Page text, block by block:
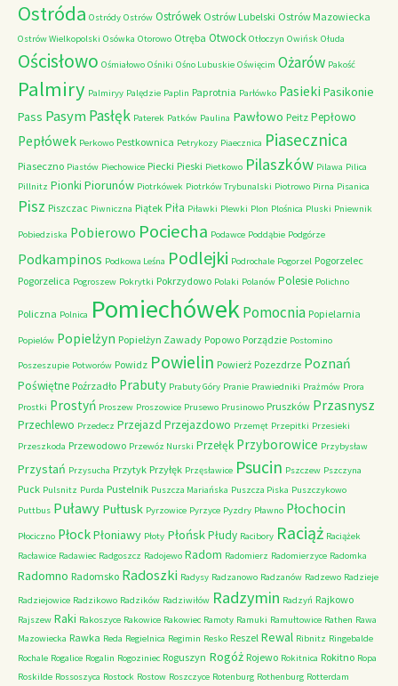
Ostróda Ostródy Ostrów Ostrówek Ostrów Lubelski Ostrów Mazowiecka
Ostrów Wielkopolski Osówka Otorowo Otręba Otwock Otłoczyn Owińsk Ołuda
Ościsłowo Ośmiałowo Ośniki Ośno Lubuskie Oświęcim Ożarów Pakość
Palmiry Palmiryy Palędzie Paplin Paprotnia Parłówko Pasieki Pasikonie
Pass PasymPasłęk Paterek Patków Paulina Pawłowo Peitz Pepłowo
Pepłówek Perkowo Pestkownica Petrykozy Piaecznica Piasecznica
Piaseczno Piastów Piechowice Piecki Pieski Pietkowo Pilaszków Pilawa Pilica
Pillnitz Pionki Piorunów Piotrkówek Piotrków Trybunalski Piotrowo Pirna Pisanica
Pisz Piszczac Piwniczna Piątek Piła Piławki Plewki Plon Plośnica Pluski Pniewnik
Pobiedziska Pobierowo Pociecha Podawce Poddąbie Podgórze
Podkampinos Podkowa Leśna Podlejki Podrochale Pogorzel Pogorzelec
Pogorzelica Pogroszew Pokrytki Pokrzydowo Polaki Polanów Polesie Polichno
Policzna Polnica PomiechówekPomocnia Popielarnia
Popielów Popielżyn Popielżyn Zawady Popowo Porządzie Postomino
Poszeszupie Potworów Powidz Powielin Powierż Pozezdrze Poznań
Poświętne Poźrzadło Prabuty Prabuty Góry Pranie Prawiedniki Prażmów Prora
Prostki Prostyń Proszew Proszowice Prusewo Prusinowo Pruszków Przasnysz
Przechlewo Przedecz Przejazd Przejazdowo Przemęt Przepitki Przesieki
Przeszkoda Przewodowo Przewóz Nurski Przełęk Przyborowice Przybysław
Przystań Przysucha Przytyk Przyłęk Przęsławice Psucin Pszczew Pszczyna
Puck Pulsnitz Purda Pustelnik Puszcza Mariańska Puszcza Piska Puszczykowo
Puttbus Puławy Pułtusk Pyrzowice Pyrzyce Pyzdry Pławno Płochocin
Płociczno PłockPłoniawy Płoty PłońskPłudy Racibory Raciąż Raciążek
Racławice Radawiec Radgoszcz Radojewo Radom Radomierz Radomierzyce Radomka
Radomno Radomsko Radoszki Radysy Radzanowo Radzanów Radzewo Radzieje
Radziejowice Radzikowo Radzików Radziwiłów Radzymin Radzyń Rajkowo
Rajszew Raki Rakoszyce Rakowice Rakowiec Ramoty Ramuki Ramułtowice Rathen Rawa
Mazowiecka Rawka Reda Regielnica Regimin Resko Reszel Rewal Ribnitz Ringebalde
Rochale Rogalice Rogalin Rogoziniec Roguszyn Rogóż Rojewo Rokitnica Rokitno Ropa
Roskilde Rossoszyca Rostock Rostow Roszczyce Rotenburg Rothenburg Rotterdam